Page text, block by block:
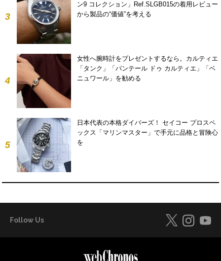
3
ン9 コレクション」Ref.SLGB015の着用レビュー
から製品の“価値”を考える
4
女性へ腕時計をプレゼントするなら。カルティエ
「タンク」「パンテール ドゥ カルティエ」「ベ
ニュワール」を勧める
5
日本代表の本格ダイバーズ！ セイコー プロスペ
ックス「マリンマスター」で手元に品格と冒険心
を
Follow Us